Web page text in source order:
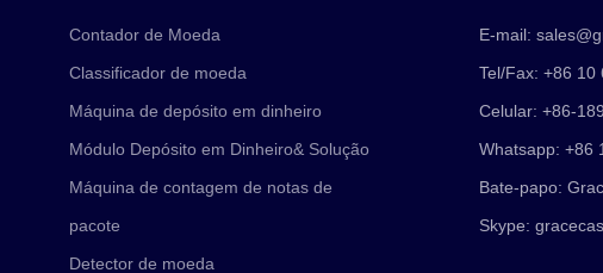
Contador de Moeda
Classificador de moeda
Máquina de depósito em dinheiro
Módulo Depósito em Dinheiro& Solução
Máquina de contagem de notas de
pacote
Detector de moeda
E-mail:
Tel/Fax: +86 10
Celular: +86-
Whatsapp: +86
Bate-papo:
Skype: